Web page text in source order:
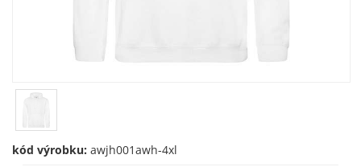
kód výrobku: awjh001awh-4xl